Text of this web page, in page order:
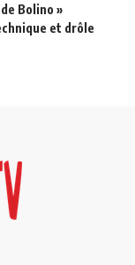
Bolino »
et drôle